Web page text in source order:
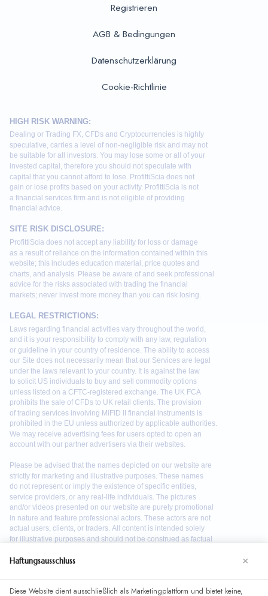
Registrieren
AGB & Bedingungen
Datenschutzerklärung
Cookie-Richtlinie
Haftungsausschluss ×
Diese Website dient ausschließlich als Marketingplattform und bietet keine,